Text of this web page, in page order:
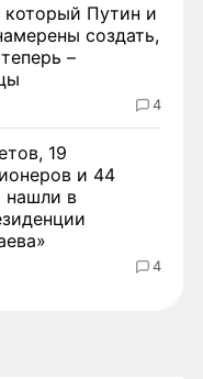
который Путин и
создать,
–
4
19
и 44
нашли в
4